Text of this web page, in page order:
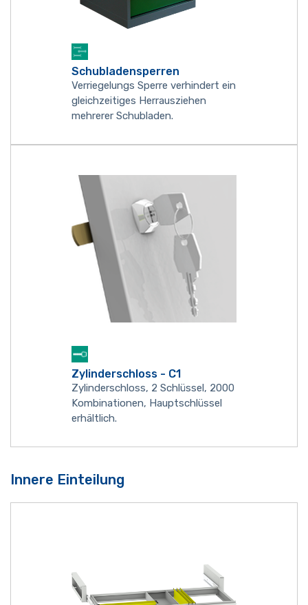
Schubladensperren
Verriegelungs Sperre verhindert ein
gleichzeitiges Herrausziehen
mehrerer Schubladen.
Zylinderschloss - C1
Zylinderschloss, 2 Schlüssel, 2000
Kombinationen, Hauptschlüssel
erhältlich.
Innere Einteilung